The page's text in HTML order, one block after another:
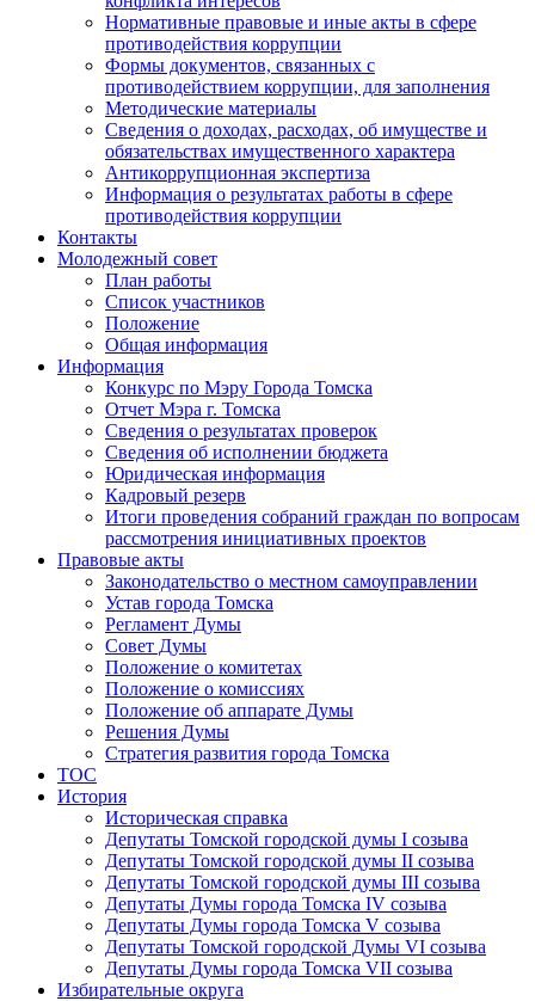
Нормативные правовые и иные акты в сфере
противодействия коррупции
Формы документов, связанных с
противодействием коррупции, для заполнения
Методические материалы
Сведения о доходах, расходах, об имуществе и
обязательствах имущественного характера
Антикоррупционная экспертиза
Информация о результатах работы в сфере
противодействия коррупции
Контакты
Молодежный совет
План работы
Список участников
Положение
Общая информация
Информация
Конкурс по Мэру Города Томска
Отчет Мэра г. Томска
Сведения о результатах проверок
Сведения об исполнении бюджета
Юридическая информация
Кадровый резерв
Итоги проведения собраний граждан по вопросам
рассмотрения инициативных проектов
Правовые акты
Законодательство о местном самоуправлении
Устав города Томска
Регламент Думы
Совет Думы
Положение о комитетах
Положение о комиссиях
Положение об аппарате Думы
Решения Думы
Стратегия развития города Томска
ТОС
История
Историческая справка
Депутаты Томской городской думы I созыва
Депутаты Томской городской думы II созыва
Депутаты Томской городской думы III созыва
Депутаты Думы города Томска IV созыва
Депутаты Думы города Томска V созыва
Депутаты Томской городской Думы VI созыва
Депутаты Думы города Томска VII созыва
Избирательные округа